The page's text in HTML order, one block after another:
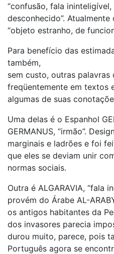
“confusão, fala
desconhecido”.
“objeto estranho, de
Para benefício das
também,
sem custo, outras palavras
freqüentemente em textos
algumas de suas
Uma delas é o Espanhol
GERMANUS, “irmão”.
marginais e ladrões e foi
que eles se deviam unir
normas sociais.
Outra é ALGARAVIA, “fala
provém do Árabe AL-
os antigos habitantes da
dos invasores parecia
durou muito, parece, pois
Português agora se